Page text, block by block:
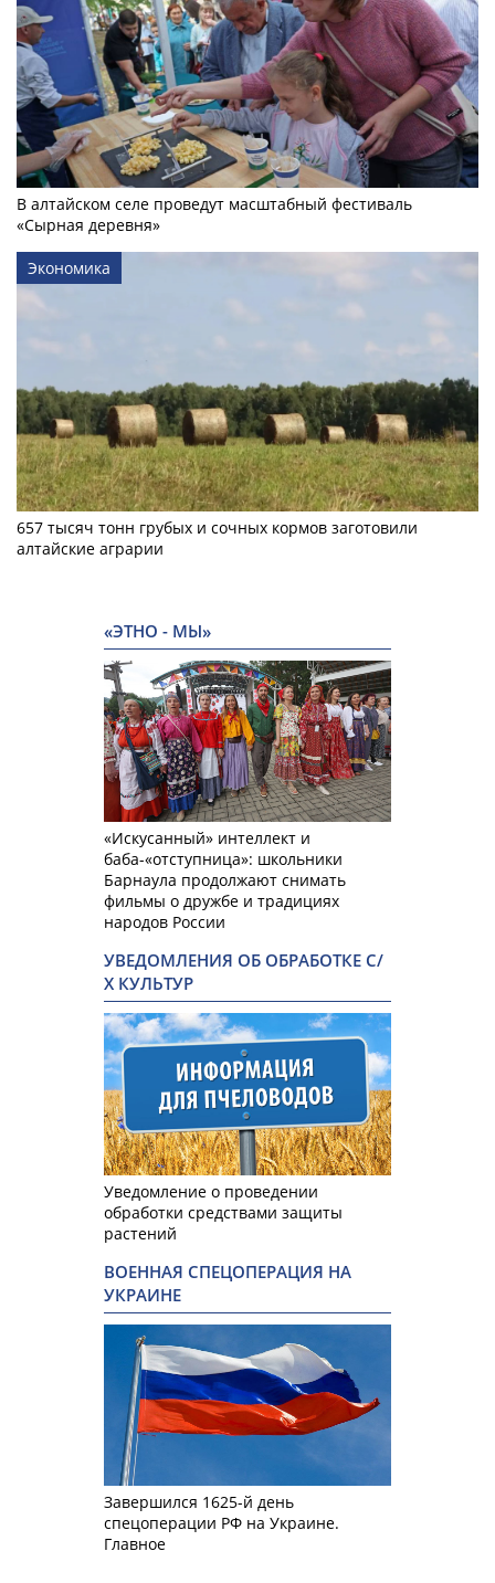
В алтайском селе проведут масштабный фестиваль
«Сырная деревня»
Экономика
657 тысяч тонн грубых и сочных кормов заготовили
алтайские аграрии
«ЭТНО - МЫ»
«Искусанный» интеллект и
баба-«отступница»: школьники
Барнаула продолжают снимать
фильмы о дружбе и традициях
народов России
УВЕДОМЛЕНИЯ ОБ ОБРАБОТКЕ С/
Х КУЛЬТУР
Уведомление о проведении
обработки средствами защиты
растений
ВОЕННАЯ СПЕЦОПЕРАЦИЯ НА
УКРАИНЕ
Завершился 1625-й день
спецоперации РФ на Украине.
Главное